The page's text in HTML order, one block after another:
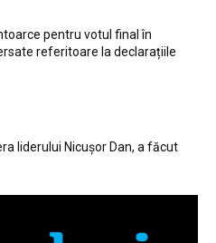
pentru votul final în
referitoare la declarațiile
liderului Nicușor Dan, a făcut